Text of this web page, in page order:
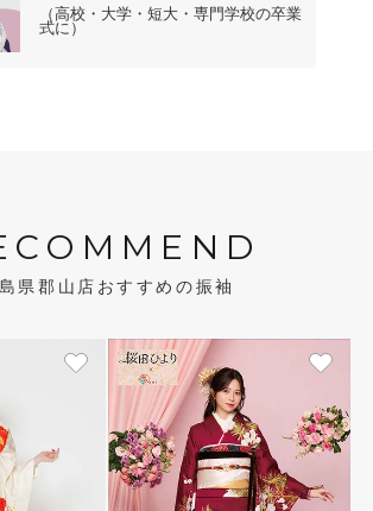
（高校・大学・短大・専門学校の卒業
式に）
県郡山店おすすめの振袖